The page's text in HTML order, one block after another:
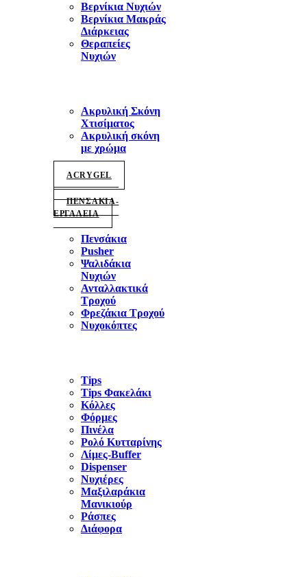
Βερνίκια Νυχιών
Βερνίκια Μακράς
Διάρκειας
Θεραπείες
Νυχιών
Ακρυλική Σκόνη
Χτισίματος
Ακρυλική σκόνη
με χρώμα
ACRYGEL
ΠΕΝΣΑΚΙΑ-
ΕΡΓΑΛΕΙΑ
Πενσάκια
Pusher
Ψαλιδάκια
Νυχιών
Ανταλλακτικά
Τροχού
Φρεζάκια Τροχού
Νυχοκόπτες
Tips
Tips Φακελάκι
Κόλλες
Φόρμες
Πινέλα
Ρολό Κυτταρίνης
Λίμες-Buffer
Dispenser
Νυχιέρες
Μαξιλαράκια
Μανικιούρ
Ράσπες
Διάφορα